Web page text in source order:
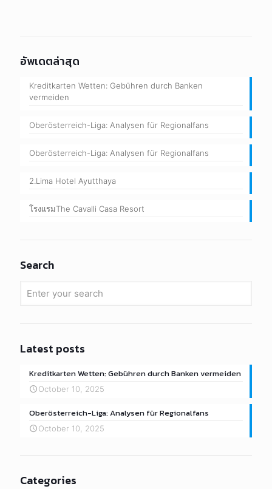
อัพเดตล่าสุด
Kreditkarten Wetten: Gebühren durch Banken
vermeiden
Oberösterreich-Liga: Analysen für Regionalfans
Oberösterreich-Liga: Analysen für Regionalfans
2.Lima Hotel Ayutthaya
โรงแรมThe Cavalli Casa Resort
Search
Latest posts
Kreditkarten Wetten: Gebühren durch Banken vermeiden
October 10, 2025
Oberösterreich-Liga: Analysen für Regionalfans
October 10, 2025
Categories